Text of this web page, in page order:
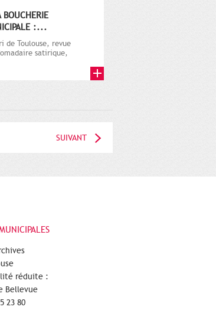
BOUCHERIE
:...
de Toulouse, revue
satirique,
SUIVANT
réduite :
Bellevue
23 80